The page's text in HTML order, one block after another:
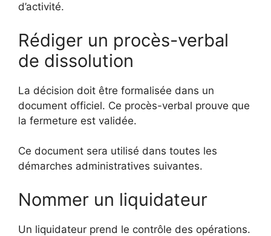
d’activité.
Rédiger un procès-verbal
de dissolution
La décision doit être formalisée dans un
document officiel. Ce procès-verbal prouve que
la fermeture est validée.
Ce document sera utilisé dans toutes les
démarches administratives suivantes.
Nommer un liquidateur
Un liquidateur prend le contrôle des opérations.